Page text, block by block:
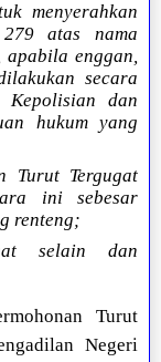
menyerahkan
atas nama
apabila enggan,
secara
Kepolisian dan
hukum yang
Turut Tergugat
ini sebesar
renteng;
selain dan
Turut
Negeri